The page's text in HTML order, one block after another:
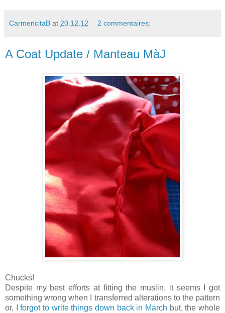
CarmencitaB at 20.12.12 2 commentaires:
A Coat Update / Manteau MàJ
Chucks!
Despite my best efforts at fitting the muslin, it seems I got
something wrong when I transferred alterations to the pattern
or, Iforgot to write things down back in March but, the whole